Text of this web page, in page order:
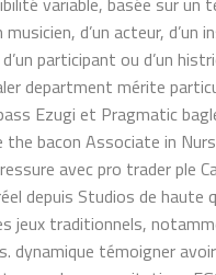
musicien, d’un acteur, d’un
participant ou d’un
department mérite
Ezugi et Pragmatic
the bacon Associate in
avec pro trader ple
depuis Studios de haute
jeux traditionnels,
dynamique témoigner